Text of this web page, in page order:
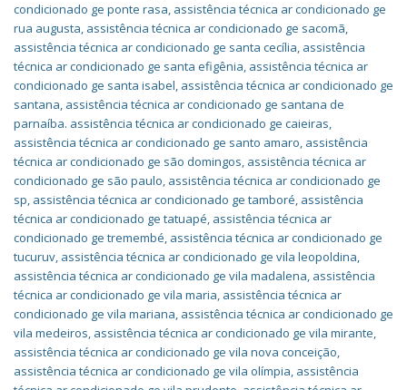
condicionado ge ponte rasa, assistência técnica ar condicionado ge
rua augusta, assistência técnica ar condicionado ge sacomã,
assistência técnica ar condicionado ge santa cecília, assistência
técnica ar condicionado ge santa efigênia, assistência técnica ar
condicionado ge santa isabel, assistência técnica ar condicionado ge
santana, assistência técnica ar condicionado ge santana de
parnaíba. assistência técnica ar condicionado ge caieiras,
assistência técnica ar condicionado ge santo amaro, assistência
técnica ar condicionado ge são domingos, assistência técnica ar
condicionado ge são paulo, assistência técnica ar condicionado ge
sp, assistência técnica ar condicionado ge tamboré, assistência
técnica ar condicionado ge tatuapé, assistência técnica ar
condicionado ge tremembé, assistência técnica ar condicionado ge
tucuruv, assistência técnica ar condicionado ge vila leopoldina,
assistência técnica ar condicionado ge vila madalena, assistência
técnica ar condicionado ge vila maria, assistência técnica ar
condicionado ge vila mariana, assistência técnica ar condicionado ge
vila medeiros, assistência técnica ar condicionado ge vila mirante,
assistência técnica ar condicionado ge vila nova conceição,
assistência técnica ar condicionado ge vila olímpia, assistência